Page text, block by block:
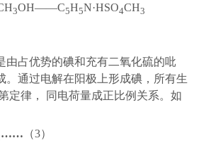
3OH——C5H5N·HSO4CH3
由占优势的碘和充有二氧化硫的吡
。通过电解在阳极上形成碘，所有生
定律，
同电荷量成正比例关系。如
…… （3）